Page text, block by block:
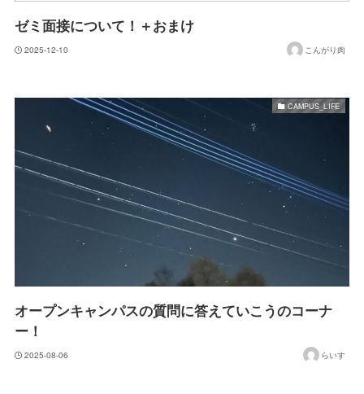
ゼミ面接について！＋おまけ
2025-12-10 こんがり肉
CAMPUS_LIFE
オープンキャンパスの質問に答えていこうのコーナ
ー！
2025-08-06 らいす